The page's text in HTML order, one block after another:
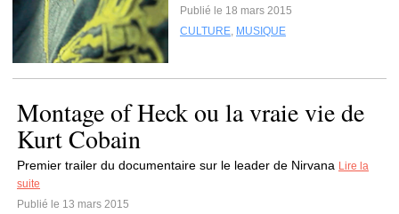
Publié le 18 mars 2015
CULTURE, MUSIQUE
Montage of Heck ou la vraie vie de
Kurt Cobain
Premier trailer du documentaire sur le leader de Nirvana Lire la
suite
Publié le 13 mars 2015